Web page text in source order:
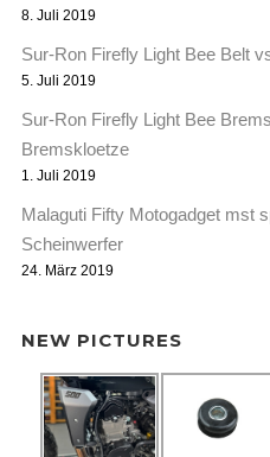
8. Juli 2019
Sur-Ron Firefly Light Bee Belt
5. Juli 2019
Sur-Ron Firefly Light Bee
Bremskloetze
1. Juli 2019
Malaguti Fifty Motogadget mst
Scheinwerfer
24. März 2019
NEW PICTURES